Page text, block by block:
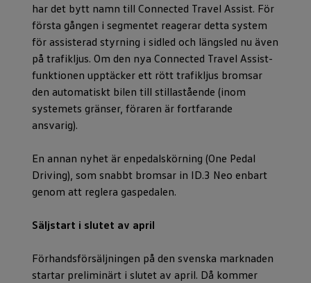
har det bytt namn till Connected Travel Assist. För
första gången i segmentet reagerar detta system
för assisterad styrning i sidled och längsled nu även
på trafikljus. Om den nya Connected Travel Assist-
funktionen upptäcker ett rött trafikljus bromsar
den automatiskt bilen till stillastående (inom
systemets gränser, föraren är fortfarande
ansvarig).
En annan nyhet är enpedalskörning (One Pedal
Driving), som snabbt bromsar in ID.3 Neo enbart
genom att reglera gaspedalen.
Säljstart i slutet av april
Förhandsförsäljningen på den svenska marknaden
startar preliminärt i slutet av april. Då kommer